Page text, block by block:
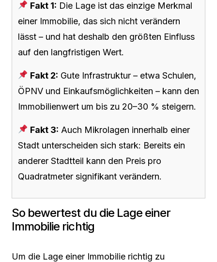
Fakt 1: Die Lage ist das einzige Merkmal
einer Immobilie, das sich nicht verändern
lässt – und hat deshalb den größten Einfluss
auf den langfristigen Wert.
Fakt 2: Gute Infrastruktur – etwa Schulen,
ÖPNV und Einkaufsmöglichkeiten – kann den
Immobilienwert um bis zu 20–30 % steigern.
Fakt 3: Auch Mikrolagen innerhalb einer
Stadt unterscheiden sich stark: Bereits ein
anderer Stadtteil kann den Preis pro
Quadratmeter signifikant verändern.
So bewertest du die Lage einer
Immobilie richtig
Um die Lage einer Immobilie richtig zu